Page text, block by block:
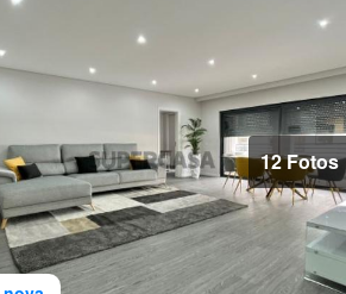
12 Fotos